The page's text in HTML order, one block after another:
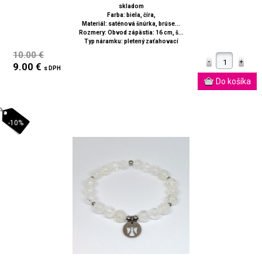
skladom
Farba: biela, číra,
Materiál: saténová šnúrka, brúse...
Rozmery: Obvod zápästia: 16 cm, š...
Typ náramku: pletený zaťahovací
10.00 €
9.00 € s DPH
-10%